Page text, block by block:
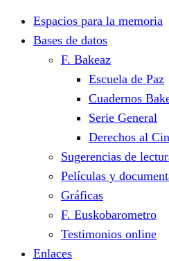
Espacios para la memoria
Bases de datos
F. Bakeaz
Escuela de Paz
Cuadernos
Serie General
Derechos al
Sugerencias de
Películas y
Gráficas
F. Euskobarometro
Testimonios online
Enlaces